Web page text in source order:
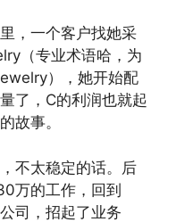
，一个客户找她采
（专业术语哈，为
），她开始配
了，C的利润也就起
故事。
不太稳定的话。后
万的工作，回到
司，招起了业务